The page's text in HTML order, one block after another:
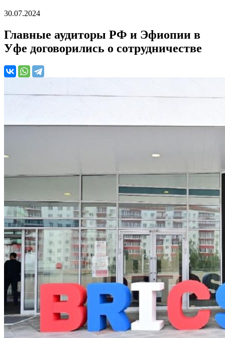
30.07.2024
Главные аудиторы РФ и Эфиопии в
Уфе договорились о сотрудничестве